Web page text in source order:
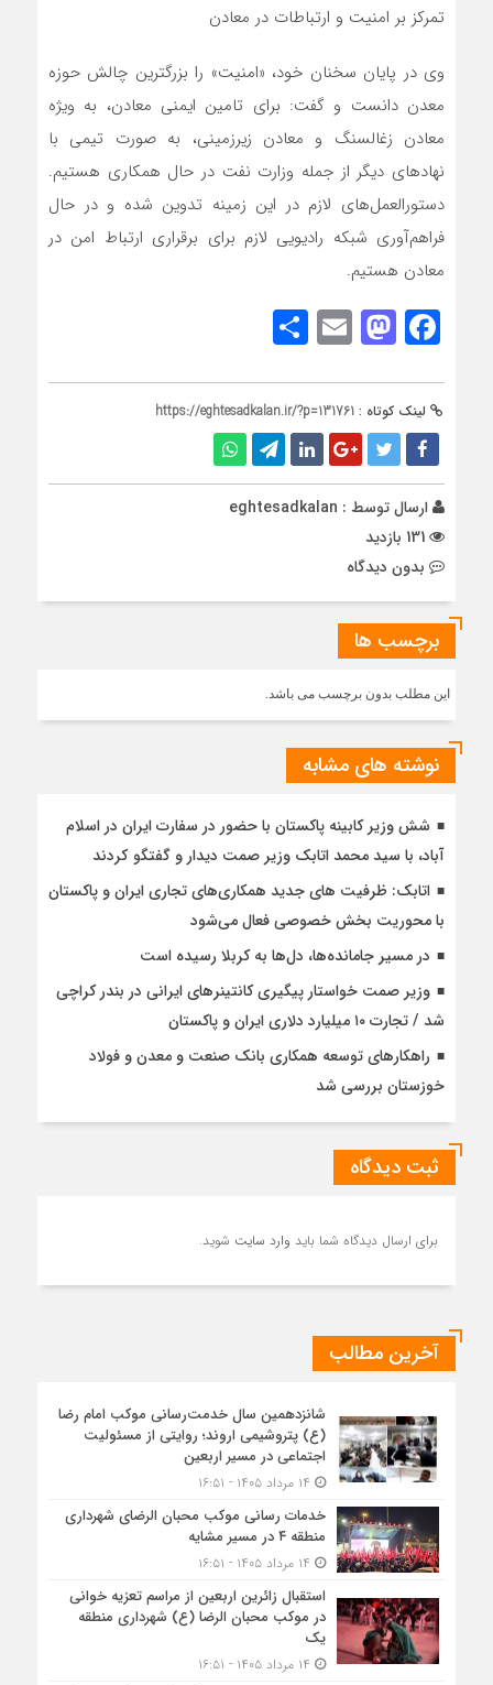
تمرکز بر امنیت و ارتباطات در معادن
وی در پایان سخنان خود، «امنیت» را بزرگترین چالش حوزه
معدن دانست و گفت: برای تامین ایمنی معادن، به ویژه
معادن زغالسنگ و معادن زیرزمینی، به صورت تیمی با
نهادهای دیگر از جمله وزارت نفت در حال همکاری هستیم.
دستورالعمل‌های لازم در این زمینه تدوین شده و در حال
فراهم‌آوری شبکه رادیویی لازم برای برقراری ارتباط امن در
معادن هستیم.
Facebook
Mastodon
Email
لینک کوتاه : https://eghtesadkalan.ir/?p=131761
ارسال توسط : eghtesadkalan
بدون دیدگاه
برچسب ها
این مطلب بدون برچسب می باشد.
نوشته های مشابه
شش وزیر کابینه پاکستان با حضور در سفارت ایران در اسلام
آباد، با سيد محمد اتابك وزير صمت ديدار و گفتگو كردند
اتابک: ظرفیت های جدید همکاری‌های تجاری ایران و پاکستان
با محوریت بخش خصوصی فعال می‌شود
در مسیر جا‌مانده‌ها، دل‌ها به کربلا رسیده است
وزیر صمت خواستار پیگیری کانتینرهای ایرانی در بندر کراچی
شد / تجارت ۱۰ میلیارد دلاری ایران و پاکستان
راهکارهای توسعه همکاری بانک صنعت و معدن و فولاد
خوزستان بررسی شد
ثبت دیدگاه
برای ارسال دیدگاه شما باید وارد سایت شوید.
آخرین مطالب
شانزدهمین سال خدمت‌رسانی موکب امام رضا
(ع) پتروشیمی اروند؛ روایتی از مسئولیت
اجتماعی در مسیر اربعین
خدمات رسانی موکب محبان الرضای شهرداری
منطقه ۴ در مسیر مشایه
استقبال زائرین اربعین از مراسم تعزیه خوانی
در موکب محبان الرضا (ع) شهرداری منطقه
یک